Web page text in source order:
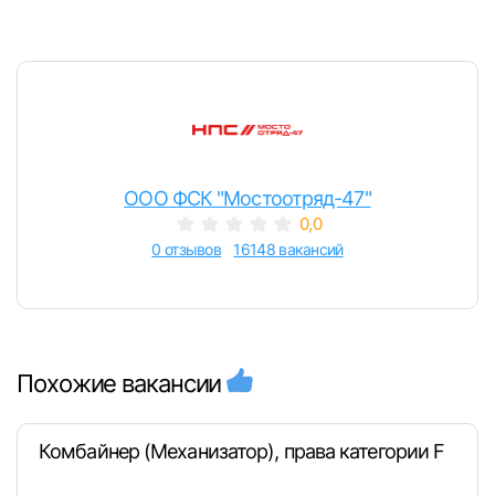
ООО ФСК "Мостоотряд-47"
0,0
0 отзывов 16148 вакансий
Похожие вакансии
Комбайнер (Механизатор), права категории F